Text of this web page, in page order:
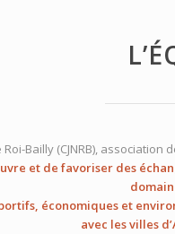
Bailly (CJNRB), association
et de favoriser des
économiques et
avec les villes